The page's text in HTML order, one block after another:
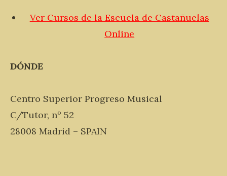
Ver Cursos de la Escuela de Castañuelas
Online
DÓNDE
Centro Superior Progreso Musical
C/Tutor, nº 52
28008 Madrid – SPAIN